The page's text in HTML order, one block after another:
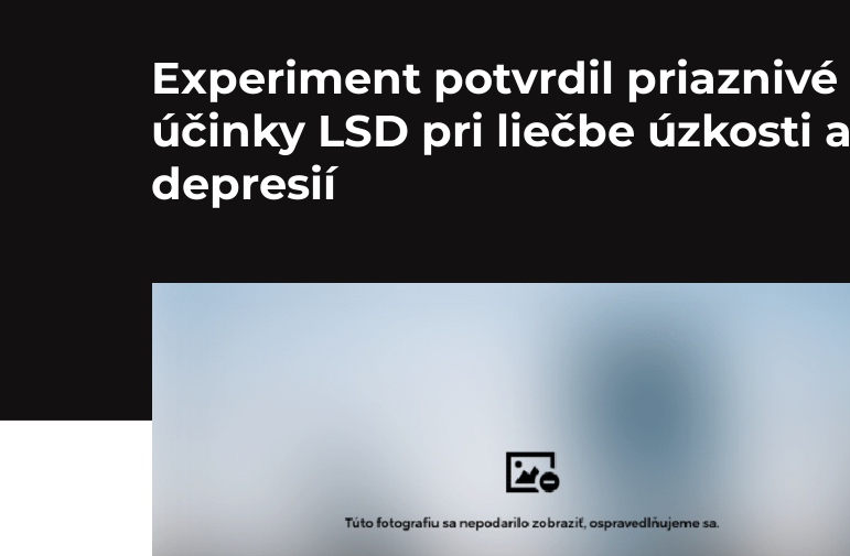
Experiment potvrdil priaznivé
účinky LSD pri liečbe úzkosti a
depresií